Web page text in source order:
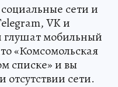
сети и
VK и
глушат мобильный
«Комсомольская
списке» и вы
сети.